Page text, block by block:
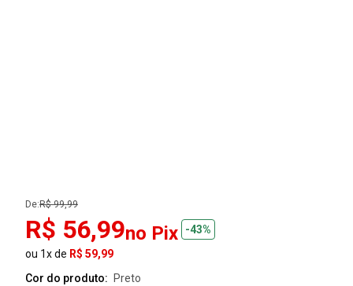
De:R$ 99,99
R$ 56,99no Pix
-43%
ou 1x de R$ 59,99
Cor do produto:
preto